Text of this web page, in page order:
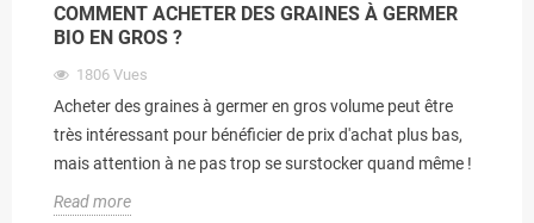
COMMENT ACHETER DES GRAINES À GERMER
BIO EN GROS ?
1806 Vues
Acheter des graines à germer en gros volume peut être
très intéressant pour bénéficier de prix d'achat plus bas,
mais attention à ne pas trop se surstocker quand même !
Read more